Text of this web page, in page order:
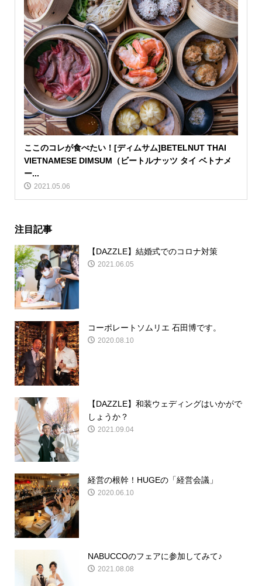
ここのコレが食べたい！[ディムサム]BETELNUT THAI
VIETNAMESE DIMSUM（ビートルナッツ タイ ベトナメ
ー...
2021.05.06
注目記事
【DAZZLE】結婚式でのコロナ対策
2021.06.05
コーポレートソムリエ 石田博です。
2020.08.10
【DAZZLE】和装ウェディングはいかがで
しょうか？
2021.09.04
経営の根幹！HUGEの「経営会議」
2020.06.10
NABUCCOのフェアに参加してみて♪
2021.08.08